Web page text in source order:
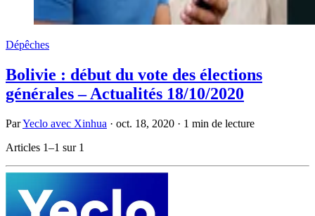
Dépêches
Bolivie : début du vote des élections
générales – Actualités 18/10/2020
ParYeclo avec Xinhua · oct. 18, 2020 · 1 min de lecture
Articles 1–1 sur 1